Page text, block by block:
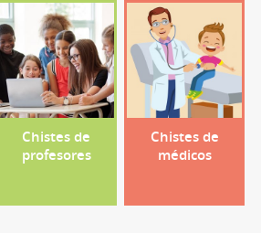
Chistes de
profesores
Chistes de
médicos